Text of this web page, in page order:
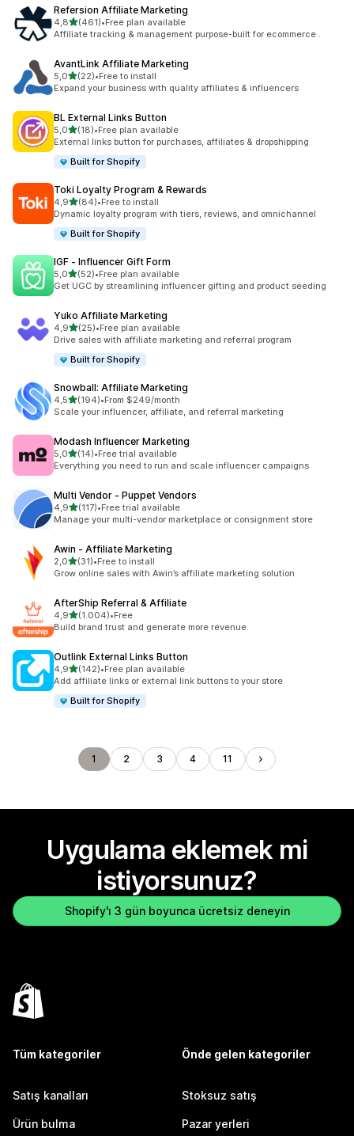
Refersion Affiliate Marketing
4,85 yıldız üzerinden
(461)
toplam 461 değerlendirme
•Free plan available
Affiliate tracking & management purpose-built for ecommerce .
AvantLink Affiliate Marketing
5,05 yıldız üzerinden
(22)
toplam 22 değerlendirme
•Free to install
Expand your business with quality affiliates & influencers
BL External Links Button
5,05 yıldız üzerinden
(18)
toplam 18 değerlendirme
•Free plan available
External links button for purchases, affiliates & dropshipping
Built for Shopify
Toki Loyalty Program & Rewards
4,95 yıldız üzerinden
(84)
toplam 84 değerlendirme
•Free to install
Dynamic loyalty program with tiers, reviews, and omnichannel
Built for Shopify
IGF ‑ Influencer Gift Form
5,05 yıldız üzerinden
(52)
toplam 52 değerlendirme
•Free plan available
Get UGC by streamlining influencer gifting and product seeding
Yuko Affiliate Marketing
4,95 yıldız üzerinden
(25)
toplam 25 değerlendirme
•Free plan available
Drive sales with affiliate marketing and referral program
Built for Shopify
Snowball: Affiliate Marketing
4,55 yıldız üzerinden
(194)
toplam 194 değerlendirme
•From $249/month
Scale your influencer, affiliate, and referral marketing
Modash Influencer Marketing
5,05 yıldız üzerinden
(14)
toplam 14 değerlendirme
•Free trial available
Everything you need to run and scale influencer campaigns
Multi Vendor ‑ Puppet Vendors
4,95 yıldız üzerinden
(117)
toplam 117 değerlendirme
•Free trial available
Manage your multi-vendor marketplace or consignment store
Awin ‑ Affiliate Marketing
2,05 yıldız üzerinden
(31)
toplam 31 değerlendirme
•Free to install
Grow online sales with Awin’s affiliate marketing solution
AfterShip Referral & Affiliate
4,95 yıldız üzerinden
(1.004)
toplam 1004 değerlendirme
•Free
Build brand trust and generate more revenue.
Outlink External Links Button
4,95 yıldız üzerinden
(142)
toplam 142 değerlendirme
•Free plan available
Add affiliate links or external link buttons to your store
Built for Shopify
1 2 3 4 11
Uygulama eklemek mi
istiyorsunuz?
Shopify'ı 3 gün boyunca ücretsiz deneyin
Tüm kategoriler
Satış kanalları
Ürün bulma
Önde gelen kategoriler
Stoksuz satış
Pazar yerleri